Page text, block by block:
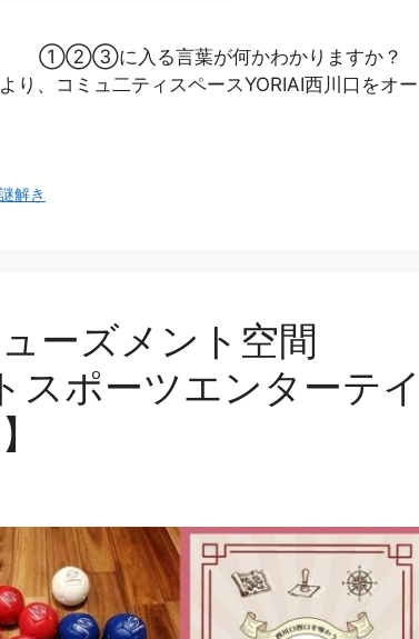
。 ①②③に入る言葉が何かわかりますか？
り、コミュ二ティスペースYORIAI西川口をオー
謎解き
ーズメント空間
スポーツエンターテイ